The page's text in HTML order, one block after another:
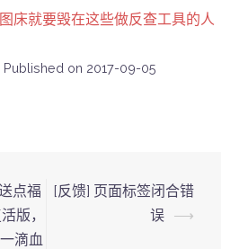
床就要毁在这些做反查工具的人
Published on 2017-09-05
点福
版，
滴血
[反馈] 页面标签闭合错
误 ⟶